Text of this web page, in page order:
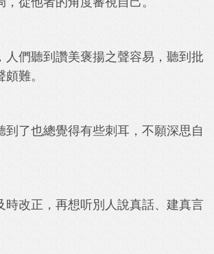
人們聽到讚美褒揚之聲容易，聽到批
難。
到了也總覺得有些刺耳，不願深思自
時改正，再想听別人說真話、建真言